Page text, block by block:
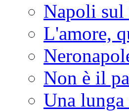
Napoli sul
L'amore,
Non è il
Una